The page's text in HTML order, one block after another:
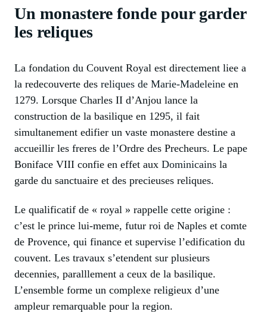
Un monastere fonde pour garder
les reliques
La fondation du Couvent Royal est directement liee a
la redecouverte des reliques de Marie-Madeleine en
1279. Lorsque Charles II d’Anjou lance la
construction de la basilique en 1295, il fait
simultanement edifier un vaste monastere destine a
accueillir les freres de l’Ordre des Precheurs. Le pape
Boniface VIII confie en effet aux Dominicains la
garde du sanctuaire et des precieuses reliques.
Le qualificatif de « royal » rappelle cette origine :
c’est le prince lui-meme, futur roi de Naples et comte
de Provence, qui finance et supervise l’edification du
couvent. Les travaux s’etendent sur plusieurs
decennies, paralllement a ceux de la basilique.
L’ensemble forme un complexe religieux d’une
ampleur remarquable pour la region.